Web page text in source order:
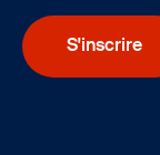
S'inscrire